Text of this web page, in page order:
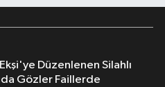
Silahlı
Gözler Faillerde